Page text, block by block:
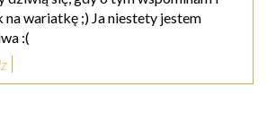
na wariatkę ;) Ja niestety jestem
:(